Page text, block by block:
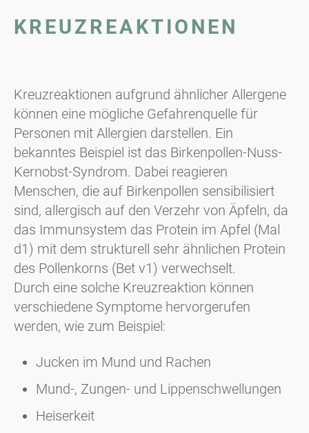
KREUZREAKTIONEN
Kreuzreaktionen aufgrund ähnlicher Allergene
können eine mögliche Gefahrenquelle für
Personen mit Allergien darstellen. Ein
bekanntes Beispiel ist das Birkenpollen-Nuss-
Kernobst-Syndrom. Dabei reagieren
Menschen, die auf Birkenpollen sensibilisiert
sind, allergisch auf den Verzehr von Äpfeln, da
das Immunsystem das Protein im Apfel (Mal
d1) mit dem strukturell sehr ähnlichen Protein
des Pollenkorns (Bet v1) verwechselt.
Durch eine solche Kreuzreaktion können
verschiedene Symptome hervorgerufen
werden, wie zum Beispiel:
Jucken im Mund und Rachen
Mund-, Zungen- und Lippenschwellungen
Heiserkeit